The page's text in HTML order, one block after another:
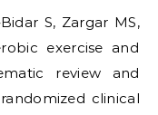
S, Zargar MS,
exercise and
review and
clinical